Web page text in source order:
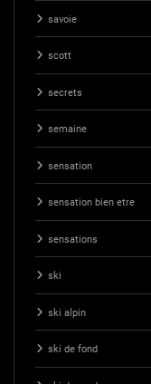
savoie
scott
secrets
semaine
sensation
sensation bien etre
sensations
ski
ski alpin
ski de fond